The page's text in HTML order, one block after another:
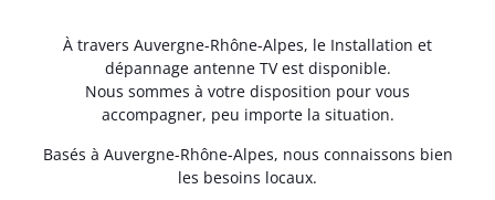
À travers Auvergne-Rhône-Alpes, le Installation et
dépannage antenne TV est disponible.
Nous sommes à votre disposition pour vous
accompagner, peu importe la situation.
Basés à Auvergne-Rhône-Alpes, nous connaissons bien
les besoins locaux.